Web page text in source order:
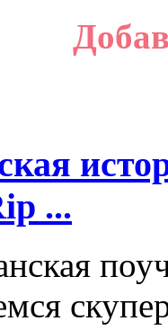
...